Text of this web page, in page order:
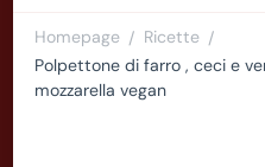
Homepage / Ricette /
Polpettone di farro , ceci e
mozzarella vegan